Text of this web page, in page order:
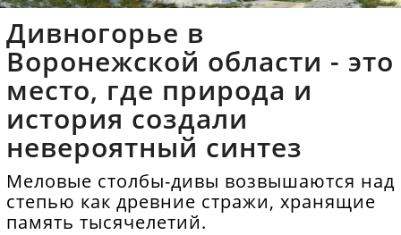
Дивногорье в
Воронежской области - это
место, где природа и
история создали
невероятный синтез
Меловые столбы-дивы возвышаются над
степью как древние стражи, хранящие
память тысячелетий.